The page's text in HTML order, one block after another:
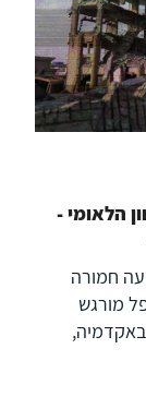
הלאומי -
חמורה
מורגש
ובעיקר